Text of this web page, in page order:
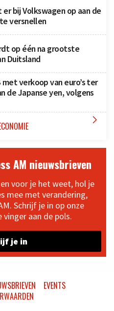
er bij Volkswagen op aan de
versnellen
op één na grootste
Duitsland
met verkoop van euro’s ter
de Japanse yen, volgens

AM nieuwsbrieven
voor je het weet, hol je
mee met verandering,
Schrijf je in op onze
vinger aan de pols.
je in
EVENTS